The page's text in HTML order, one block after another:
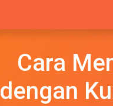
Cara
dengan